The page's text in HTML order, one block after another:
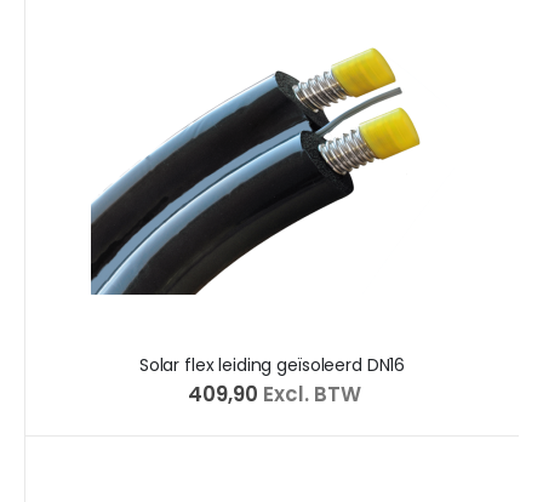
Solar flex leiding geïsoleerd DN16
€ 409,90 Excl. BTW